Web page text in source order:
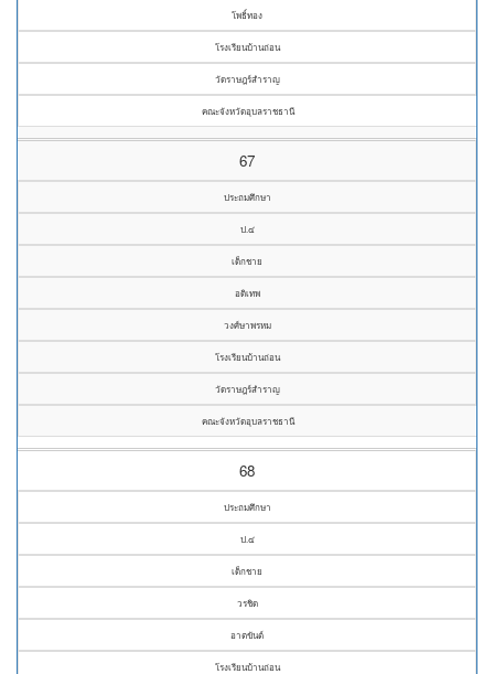
โพธิ์ทอง
โรงเรียนบ้านถ่อน
วัดราษฎร์สำราญ
คณะจังหวัดอุบลราชธานี
67
ประถมศึกษา
ป.๔
เด็กชาย
อดิเทพ
วงศ์ษาพรหม
โรงเรียนบ้านถ่อน
วัดราษฎร์สำราญ
คณะจังหวัดอุบลราชธานี
68
ประถมศึกษา
ป.๔
เด็กชาย
วรชิด
อาตขันต์
โรงเรียนบ้านถ่อน